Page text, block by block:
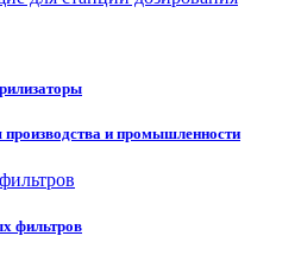
и промышленности
фильтров